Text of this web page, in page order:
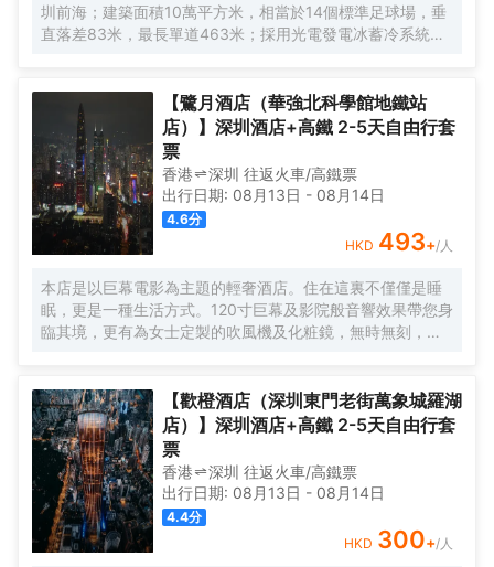
圳前海；建築面積10萬平方米，相當於14個標準足球場，垂
直落差83米，最長單道463米‌；採用光電發電冰蓄冷系統，
【鷺月酒店（華強北科學館地鐵站
店）】深圳酒店+高鐵 2-5天自由行套
票
香港 深圳 往返火車/高鐵票
出行日期: 08月13日 - 08月14日
4.6分
HKD 493+/人
本店是以巨幕電影為主題的輕奢酒店。住在這裏不僅僅是睡
眠，更是一種生活方式。120寸巨幕及影院般音響效果帶您身
臨其境，更有為女士定製的吹風機及化粧鏡，無時無刻，呈
【歡橙酒店（深圳東門老街萬象城羅湖
店）】深圳酒店+高鐵 2-5天自由行套
票
香港 深圳 往返火車/高鐵票
出行日期: 08月13日 - 08月14日
4.4分
HKD 300+/人